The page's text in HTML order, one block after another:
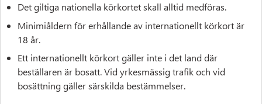
Det giltiga nationella körkortet skall alltid medföras.
Minimiåldern för erhållande av internationellt körkort är
18 år.
Ett internationellt körkort gäller inte i det land där
beställaren är bosatt. Vid yrkesmässig trafik och vid
bosättning gäller särskilda bestämmelser.